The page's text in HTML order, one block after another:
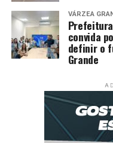
VÁRZEA
convida
definir o
Grande